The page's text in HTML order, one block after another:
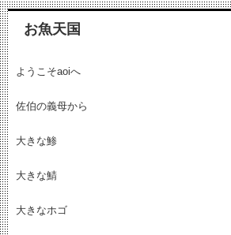
お魚天国
ようこそaoiへ
佐伯の義母から
大きな鯵
大きな鯖
大きなホゴ